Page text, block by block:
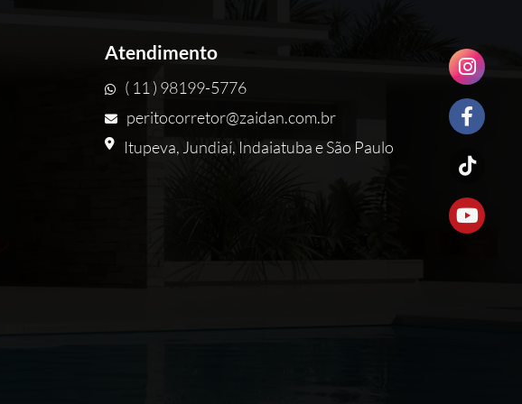
Atendimento
( 11 ) 98199-5776
peritocorretor@zaidan.com.br
Itupeva, Jundiaí, Indaiatuba e São Paulo